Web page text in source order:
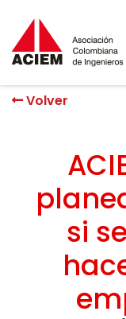
Volver
si